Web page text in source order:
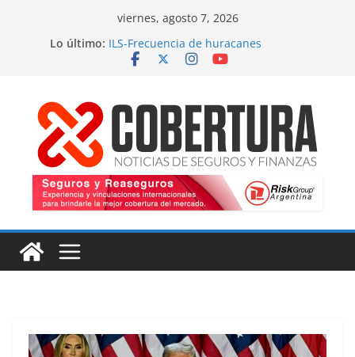
viernes, agosto 7, 2026
Lo último: ILS-Frecuencia de huracanes
Seguro marítimo-Presiones cruzadas
Fitch-Impulso a la innovación